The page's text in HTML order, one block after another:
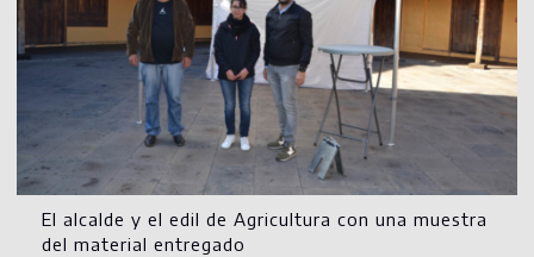
El alcalde y el edil de Agricultura con una muestra
del material entregado